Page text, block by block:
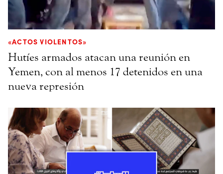
«ACTOS VIOLENTOS»
Hutíes armados atacan una reunión en
Yemen, con al menos 17 detenidos en una
nueva represión